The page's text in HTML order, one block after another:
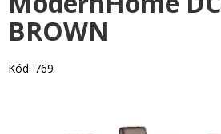
BROWN
Kód: 769